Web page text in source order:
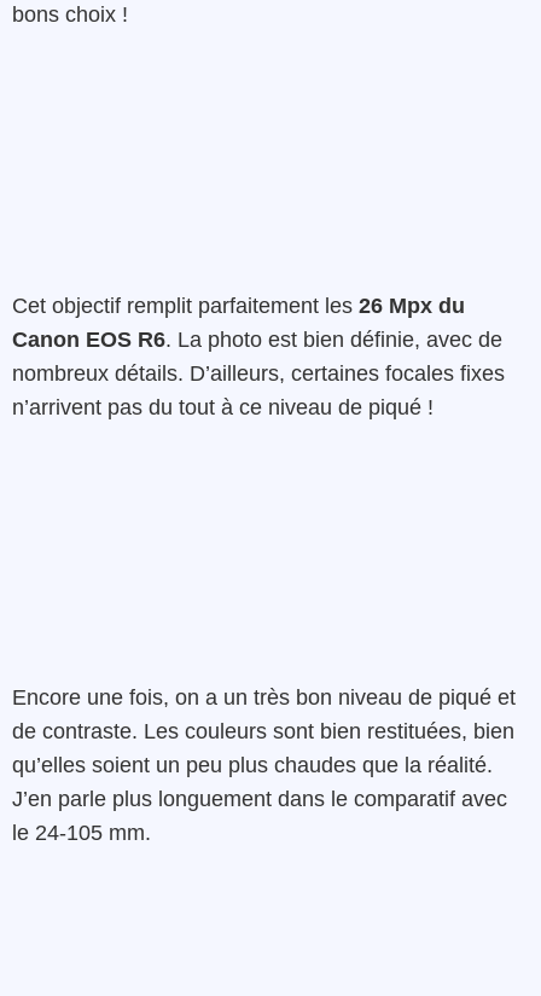
bons choix !
Cet objectif remplit parfaitement les 26 Mpx du
Canon EOS R6. La photo est bien définie, avec de
nombreux détails. D’ailleurs, certaines focales fixes
n’arrivent pas du tout à ce niveau de piqué !
Encore une fois, on a un très bon niveau de piqué et
de contraste. Les couleurs sont bien restituées, bien
qu’elles soient un peu plus chaudes que la réalité.
J’en parle plus longuement dans le comparatif avec
le 24-105 mm.